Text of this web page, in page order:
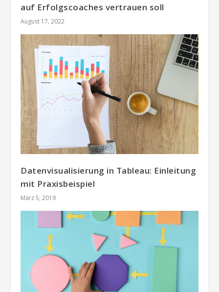
auf Erfolgscoaches vertrauen soll
August 17, 2022
Datenvisualisierung in Tableau: Einleitung
mit Praxisbeispiel
März 5, 2019